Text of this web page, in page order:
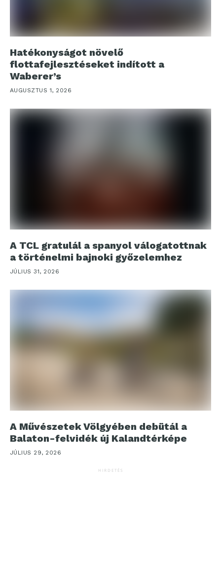
Hatékonyságot növelő
flottafejlesztéseket indított a
Waberer’s
AUGUSZTUS 1, 2026
A TCL gratulál a spanyol válogatottnak
a történelmi bajnoki győzelemhez
JÚLIUS 31, 2026
A Művészetek Völgyében debütál a
Balaton-felvidék új Kalandtérképe
JÚLIUS 29, 2026
HIRDETÉS